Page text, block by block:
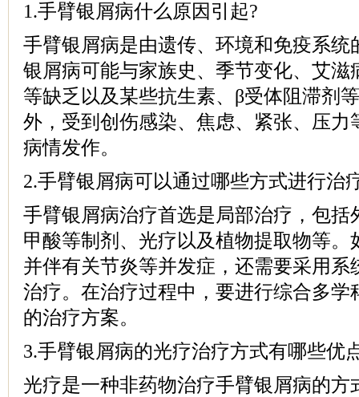
1.手臂银屑病什么原因引起?
手臂银屑病是由遗传、环境和免疫系统
银屑病可能与家族史、季节变化、艾滋
等缺乏以及某些抗生素、β受体阻滞剂
外，受到创伤感染、焦虑、紧张、压力
病情发作。
2.手臂银屑病可以通过哪些方式进行治
手臂银屑病治疗首选是局部治疗，包括
甲酸等制剂、光疗以及植物提取物等。
并伴有关节炎等并发症，还需要采用系
治疗。在治疗过程中，要进行综合多学
的治疗方案。
3.手臂银屑病的光疗治疗方式有哪些优
光疗是一种非药物治疗手臂银屑病的方